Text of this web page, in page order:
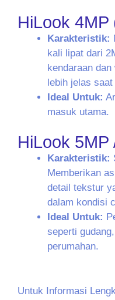
HiLook 4MP
Karakteristik:
kali lipat dari
kendaraan
lebih jelas
Ideal Untuk:
masuk utama.
HiLook 5MP
Karakteristik:
Memberikan
detail tekstur
dalam kondisi
Ideal Untuk:
seperti
perumahan.
Untuk Informasi